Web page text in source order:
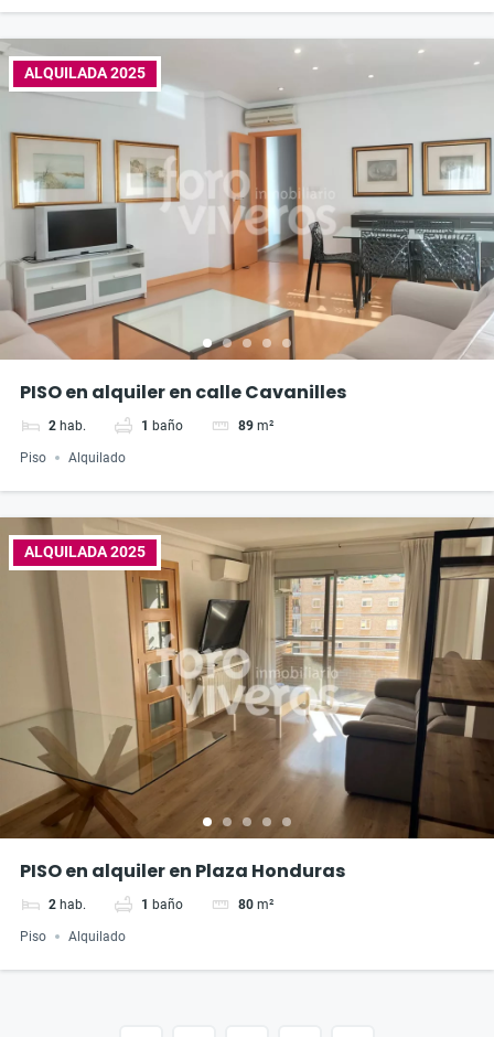
ALQUILADA 2025
PISO en alquiler en calle Cavanilles
2 hab. 1 baño 89 m²
Piso Alquilado
ALQUILADA 2025
PISO en alquiler en Plaza Honduras
2 hab. 1 baño 80 m²
Piso Alquilado